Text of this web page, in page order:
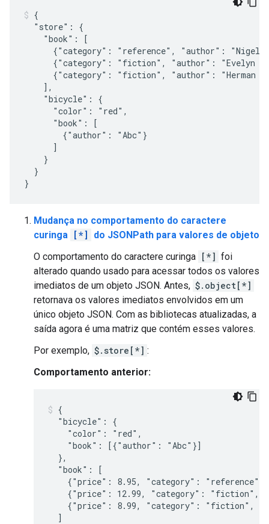
{
  "store": {
    "book": [
{"category": "reference", "author": "Nigel
{"category": "fiction", "author": "Evelyn
{"category": "fiction", "author": "Herman
    ],
    "bicycle": {
      "color": "red",
      "book": [
        {"author": "Abc"}
      ]
    }
  }
Mudança no comportamento do caractere
curinga [*]
do JSONPath para valores de objeto
O comportamento do caractere curinga [*] foi
alterado quando usado para acessar todos os valores
imediatos de um objeto JSON. Antes, $.object[*]
retornava os valores imediatos envolvidos em um
único objeto JSON. Com as bibliotecas atualizadas, a
saída agora é uma matriz que contém esses valores.
Por exemplo, $.store[*] :
Comportamento anterior:
{
  "bicycle": {
    "color": "red",
    "book": [{"author": "Abc"}]
  },
  "book": [
{"price": 8.95, "category":
{"price": 12.99, "category": "fiction",
{"price": 8.99, "category": "fiction",
  ]